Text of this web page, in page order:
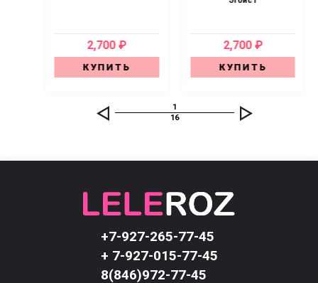
2,700 ₽
КУПИТЬ
2,700 ₽
КУПИТЬ
1
16
+7-927-265-77-45
+ 7-927-015-77-45
8(846)972-77-45